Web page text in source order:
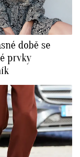
době se
prvky